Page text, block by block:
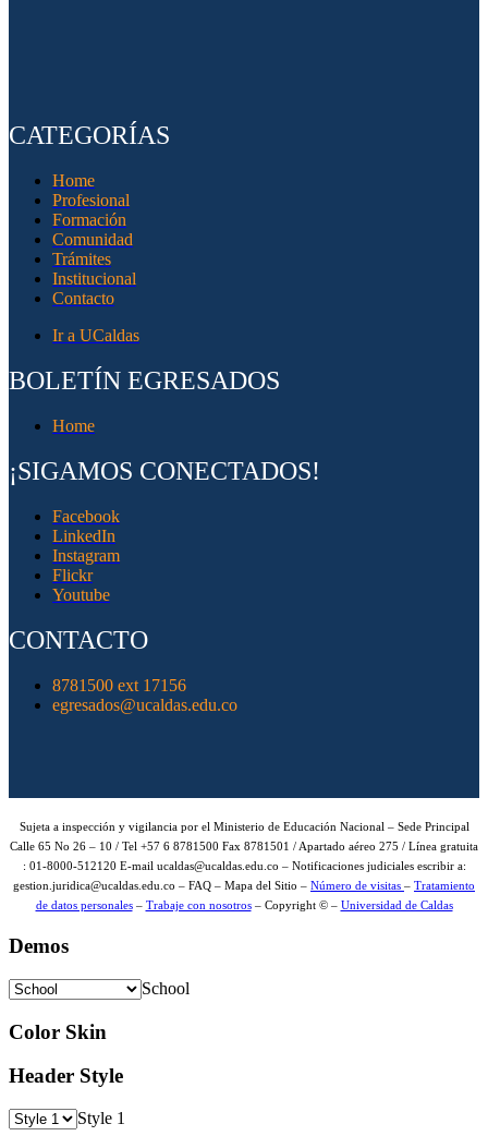
CATEGORÍAS
Home
Profesional
Formación
Comunidad
Trámites
Institucional
Contacto
Ir a UCaldas
BOLETÍN EGRESADOS
Home
¡SIGAMOS CONECTADOS!
Facebook
LinkedIn
Instagram
Flickr
Youtube
CONTACTO
8781500 ext 17156
egresados@ucaldas.edu.co
Sujeta a inspección y vigilancia por el Ministerio de Educación Nacional – Sede Principal
Calle 65 No 26 – 10 / Tel +57 6 8781500 Fax 8781501 / Apartado aéreo 275 / Línea gratuita
: 01-8000-512120 E-mail ucaldas@ucaldas.edu.co – Notificaciones judiciales escribir a:
gestion.juridica@ucaldas.edu.co – FAQ – Mapa del Sitio – Número de visitas – Tratamiento
de datos personales– Trabaje con nosotros– Copyright © – Universidad de Caldas
Demos
School
Color Skin
Header Style
Style 1